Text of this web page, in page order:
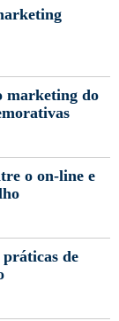
marketing do
o on-line e
práticas de